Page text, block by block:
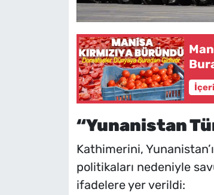
“Yunanistan
Kathimerini,
politikaları nedeniyle
ifadelere yer verildi: